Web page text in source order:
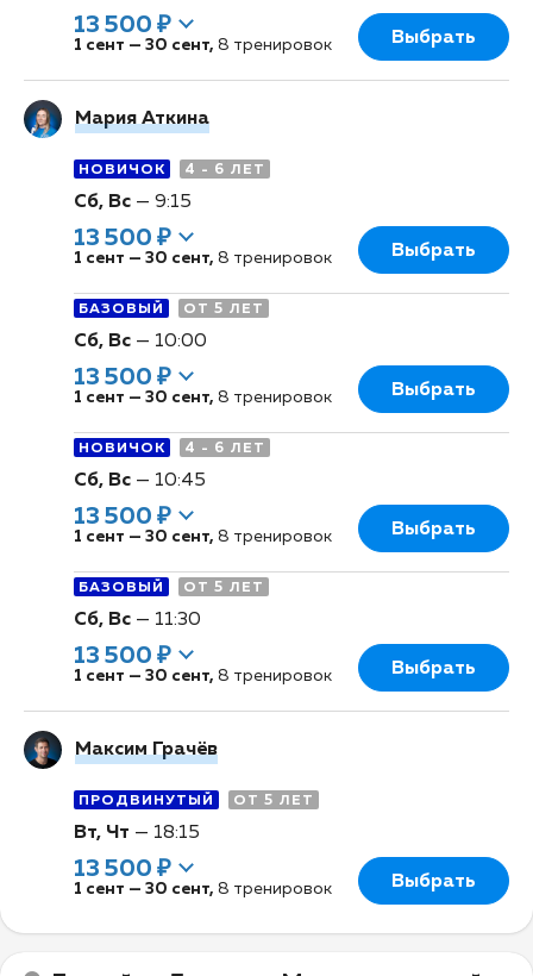
13 500 ₽
1 сент — 30 сент, 8 тренировок Выбрать
Мария Аткина
НОВИЧОК 4 - 6 ЛЕТ
Сб, Вс — 9:15
13 500 ₽
1 сент — 30 сент, 8 тренировок Выбрать
БАЗОВЫЙ ОТ 5 ЛЕТ
Сб, Вс — 10:00
13 500 ₽
1 сент — 30 сент, 8 тренировок Выбрать
НОВИЧОК 4 - 6 ЛЕТ
Сб, Вс — 10:45
13 500 ₽
1 сент — 30 сент, 8 тренировок Выбрать
БАЗОВЫЙ ОТ 5 ЛЕТ
Сб, Вс — 11:30
13 500 ₽
1 сент — 30 сент, 8 тренировок Выбрать
Максим Грачёв
ПРОДВИНУТЫЙ ОТ 5 ЛЕТ
Вт, Чт — 18:15
13 500 ₽
1 сент — 30 сент, 8 тренировок Выбрать